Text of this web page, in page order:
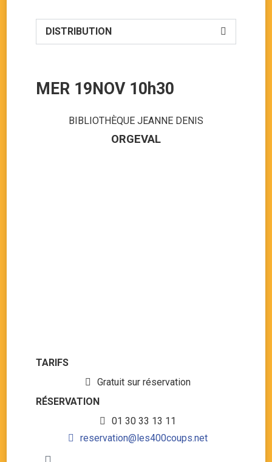
DISTRIBUTION
MER 19NOV 10h30
BIBLIOTHÈQUE JEANNE DENIS
ORGEVAL
TARIFS
Gratuit sur réservation
RÉSERVATION
01 30 33 13 11
reservation@les400coups.net